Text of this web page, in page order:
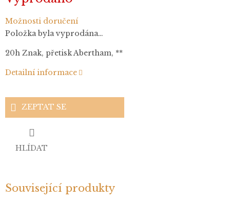
Možnosti doručení
Položka byla vyprodána…
20h Znak, přetisk Abertham, **
Detailní informace
ZEPTAT SE
HLÍDAT
Související produkty